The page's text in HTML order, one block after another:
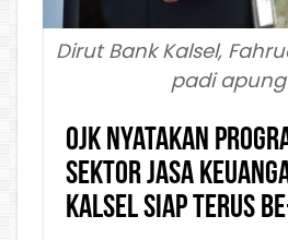
Dirut Bank Kalsel,
padi
OJK Nyatakan
Sektor Jasa
Kalsel Siap Terus